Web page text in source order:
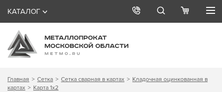
КАТАЛОГ
Главная Сетка Сетка сварная в картах
Кладочная оцинкованная в
картах
Карта 1х2